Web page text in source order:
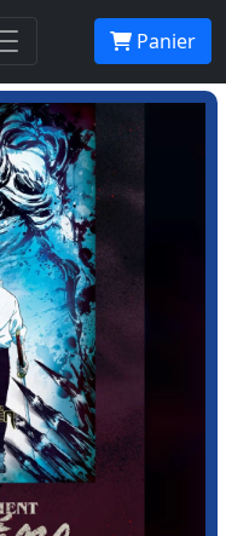
Panier